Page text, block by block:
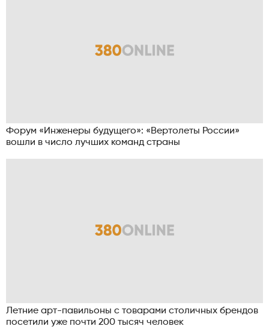
Форум «Инженеры будущего»: «Вертолеты России»
вошли в число лучших команд страны
Летние арт-павильоны с товарами столичных брендов
посетили уже почти 200 тысяч человек